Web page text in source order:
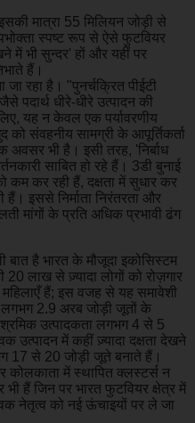
मात्रा 55 मिलियन जोड़ी से
स्पष्ट रूप से ऐसे फुटवियर
में भी सुन्दर' हों और यहीं पर
हैं।
रहा है। "पुनर्चक्रित पीईटी
पदार्थ धीरे-धीरे उत्पादन की
यह न केवल एक पर्यावरणीय
को संवहनीय सामग्री के आपूर्तिकर्ता
भी है। इसी तरह, 'निर्बाध
साबित हो रहे हैं। 3डी बुनाई
कर रही हैं, दक्षता में सुधार कर
इससे निर्माता निरंतरता और
मांगों के प्रति अधिक प्रभावी ढंग
है भारत के मौजूदा इकोसिस्टम
लाख से ज़्यादा लोगों को रोज़गार
हैं; इस वजह से यह समावेशी
लगभग 2.9 अरब जोड़ी जूतों के
श्रमिक उत्पादकता लगभग 4 से 5
उत्पादन में कहीं ज़्यादा दक्षता देखने
17 से 20 जोड़ी जूते बनाते हैं।
कोलकाता में स्थापित क्लस्टर्स न
हैं जिन पर भारत फुटवियर क्षेत्र में
नेतृत्व को नई ऊंचाइयों पर ले जा